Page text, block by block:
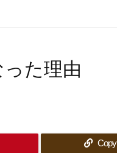
た理由
Copy